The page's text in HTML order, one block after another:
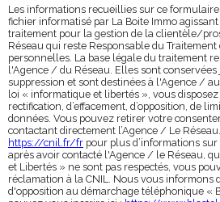
Les informations recueillies sur ce
fichier informatisé par La Boite Immo
traitement pour la gestion de la clientèle/
Réseau qui reste Responsable du Traitement
personnelles. La base légale du traitement
l'Agence / du Réseau. Elles sont
suppression et sont destinées à l'Agence /
loi « informatique et libertés », vous disposez
rectification, d’effacement, d’opposition, de
données. Vous pouvez retirer votre
contactant directement l’Agence / Le
https://cnil.fr/fr pour plus d’informations
après avoir contacté l'Agence / le Réseau,
et Libertés » ne sont pas respectés, vous
réclamation à la CNIL. Nous vous informons
d'opposition au démarchage téléphonique «